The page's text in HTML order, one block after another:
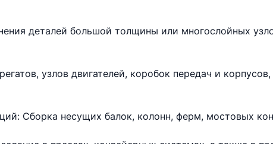
деталей большой толщины или многослойных
узлов двигателей, коробок передач и
Сборка несущих балок, колонн, ферм, мостовых